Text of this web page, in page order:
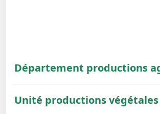
Département productions
Unité productions végétales